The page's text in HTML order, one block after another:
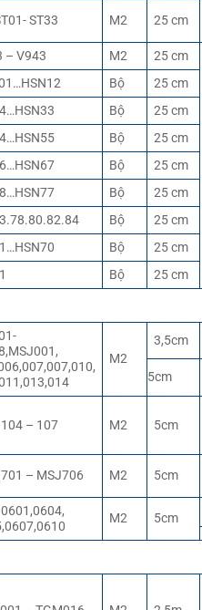
ST33 M2 25 cm
– V943 M2 25 cm
Bộ
25 cm
Bộ
25 cm
Bộ
25 cm
Bộ
25 cm
Bộ
25 cm
Bộ
25 cm
Bộ
25 cm
Bộ
25 cm
M2
3,5cm
5cm
– 107 M2 5cm
– MSJ706 M2 5cm
M2 5cm